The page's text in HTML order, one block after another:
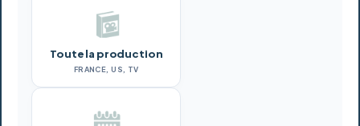
Toute la production
FRANCE, US, TV